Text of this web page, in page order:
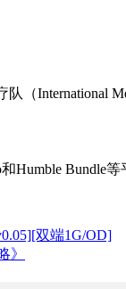
International
Bundle
双端1G/OD]
》